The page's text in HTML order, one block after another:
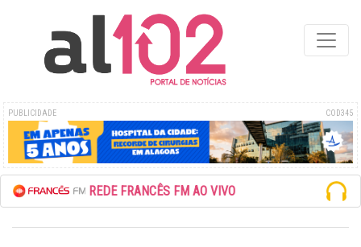
PUBLICIDADE COD345
ESCUTE A REDE FRANCÊS FM AO VIVO